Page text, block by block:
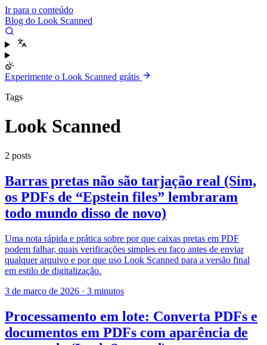
Ir para o conteúdo
Blog do Look Scanned
Experimente o Look Scanned grátis
Tags
Look Scanned
2 posts
Barras pretas não são tarjação real (Sim,
os PDFs de “Epstein files” lembraram
todo mundo disso de novo)
Uma nota rápida e prática sobre por que caixas pretas em PDF
podem falhar, quais verificações simples eu faço antes de enviar
qualquer arquivo e por que uso Look Scanned para a versão final
em estilo de digitalização.
3 de março de 2026 · 3 minutos
Processamento em lote: Converta PDFs e
documentos em PDFs com aparência de